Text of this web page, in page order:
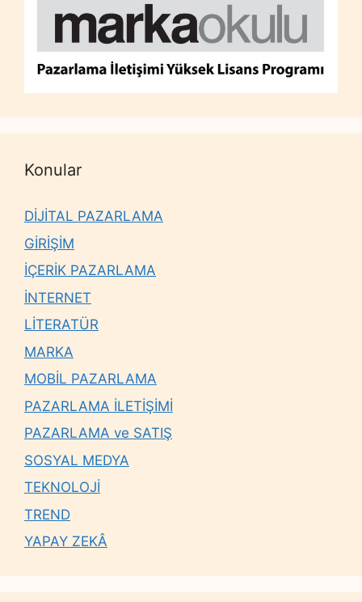
Konular
DİJİTAL PAZARLAMA
GİRİŞİM
İÇERİK PAZARLAMA
İNTERNET
LİTERATÜR
MARKA
MOBİL PAZARLAMA
PAZARLAMA İLETİŞİMİ
PAZARLAMA ve SATIŞ
SOSYAL MEDYA
TEKNOLOJİ
TREND
YAPAY ZEKÂ